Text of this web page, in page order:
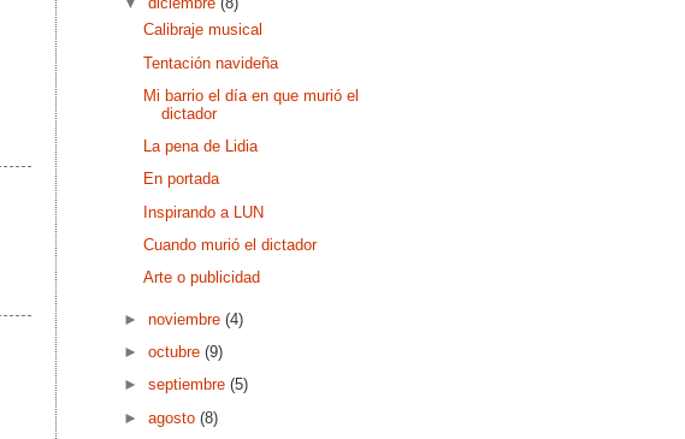
Calibraje musical
Tentación navideña
Mi barrio el día en que murió el
dictador
La pena de Lidia
En portada
Inspirando a LUN
Cuando murió el dictador
Arte o publicidad
►noviembre(4)
►octubre(9)
►septiembre(5)
►agosto(8)